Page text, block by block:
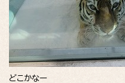
どこかなー